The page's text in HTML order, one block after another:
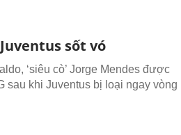
sốt vó
‘siêu cò’ Jorge Mendes được
sau khi Juventus bị loại ngay vòng